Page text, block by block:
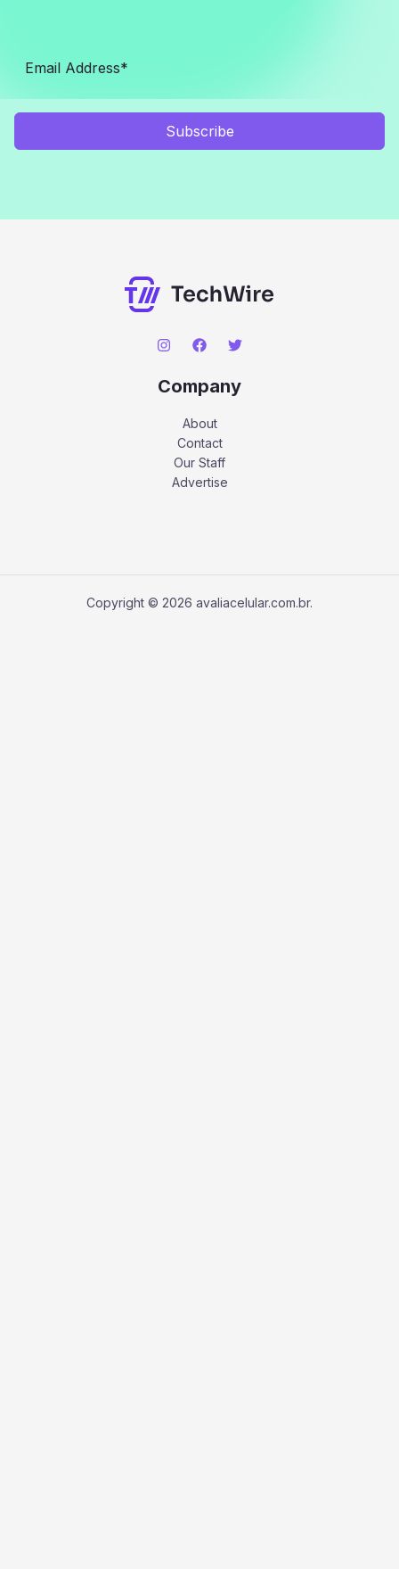
Subscribe
Company
About
Contact
Our Staff
Advertise
Copyright © 2026 avaliacelular.com.br.